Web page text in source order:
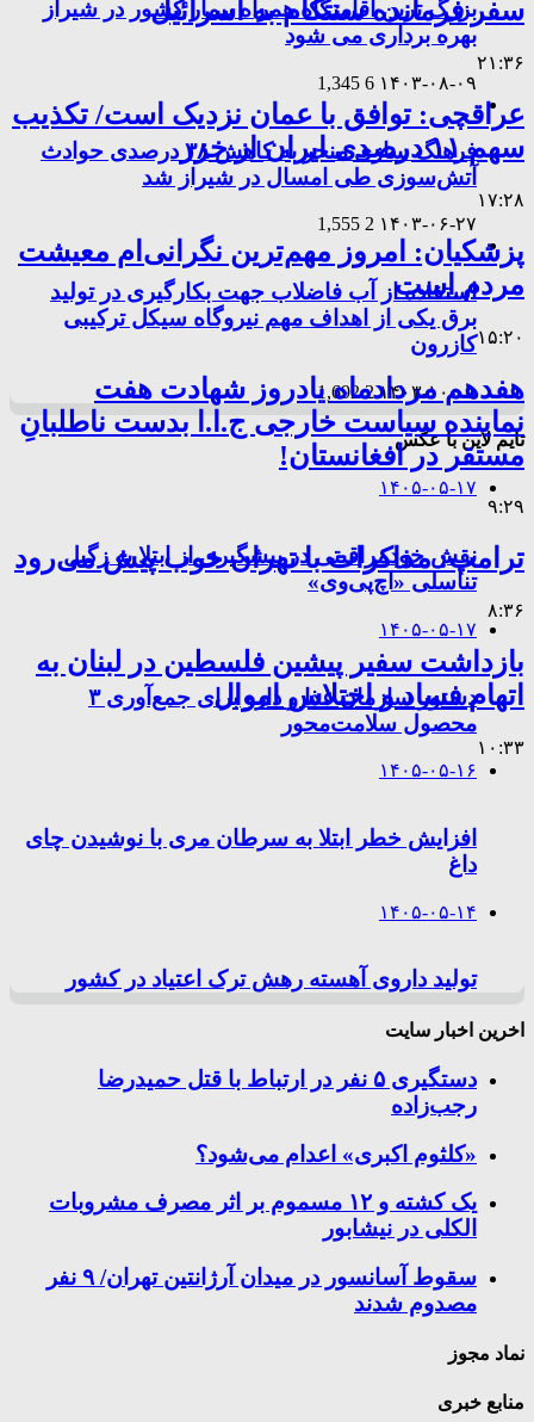
سفر فرمانده سنتکام به اسرائیل
۲۱:۳۶
عراقچی: توافق با عمان نزدیک است/ تکذیب
سهم ۱۱ درصدی ایران از خزر
۱۷:۲۸
پزشکیان: امروز مهم‌ترین نگرانی‌ام معیشت
مردم است
۱۵:۲۰
هفدهم مردادماه یادروز شهادت هفت
نماینده سیاست خارجی ج.ا.ا بدست ناطلبانِ
مستقر در افغانستان!
۹:۲۹
ترامپ: مذاکرات با تهران خوب پیش می‌رود
۸:۳۶
بازداشت سفیر پیشین فلسطین در لبنان به
اتهام فساد و اختلاس اموال
۱۰:۳۳
بزرگ ترین اقامتگاه همراه بیمار کشور در شیراز
بهره برداری می شود
۱۴۰۳-۰۸-۰۹ 6
1,345
فرهنگ سازی منجر به کاهش ۳۸ درصدی حوادث
آتش‌سوزی طی امسال در شیراز شد
۱۴۰۳-۰۶-۲۷ 2
1,555
استفاده از آب فاضلاب جهت بکارگیری در تولید
برق یکی از اهداف مهم نیروگاه سیکل ترکیبی
کازرون
۱۴۰۳-۱۰-۰۵ 2
1,692
تایم لاین با عکس
۱۴۰۵-۰۵-۱۷
نقش خودمراقبتی در پیشگیری از ابتلا به زگیل
تناسلی «اچ‌پی‌وی»
۱۴۰۵-۰۵-۱۷
دستور سازمان غذا و دارو برای جمع‌آوری ۳
محصول سلامت‌محور
۱۴۰۵-۰۵-۱۶
افزایش خطر ابتلا به سرطان مری با نوشیدن چای
داغ
۱۴۰۵-۰۵-۱۴
تولید داروی آهسته رهش ترک اعتیاد در کشور
اخرین اخبار سایت
دستگیری ۵ نفر در ارتباط با قتل حمیدرضا
رجب‌زاده
«کلثوم اکبری» اعدام می‌شود؟
یک کشته و ۱۲ مسموم بر اثر مصرف مشروبات
الکلی در نیشابور
سقوط آسانسور در میدان آرژانتین تهران/ ۹ نفر
مصدوم شدند
نماد مجوز
منابع خبری